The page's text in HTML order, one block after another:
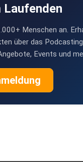
Laufenden
Menschen an.
über das
Events und